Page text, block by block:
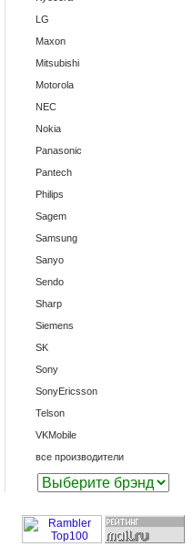
LG
Maxon
Mitsubishi
Motorola
NEC
Nokia
Panasonic
Pantech
Philips
Sagem
Samsung
Sanyo
Sendo
Sharp
Siemens
SK
Sony
SonyEricsson
Telson
VKMobile
все производители